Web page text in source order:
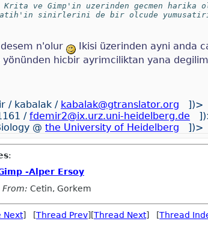
Krita ve Gimp'in uzerinden gecmen harika
sinirlerini de bir olcude
n'olur
Ikisi üzerinden ayni anda
hicbir ayrimciliktan yana
/ kabalak / kabalak@gtranslator.org
])>
/ fdemir2@ix.urz.uni-heidelberg.de
@ the University of Heidelberg ])>
:
-Alper Ersoy
From: Cetin, Gorkem
Next] [Thread Prev][Thread Next] [Thread